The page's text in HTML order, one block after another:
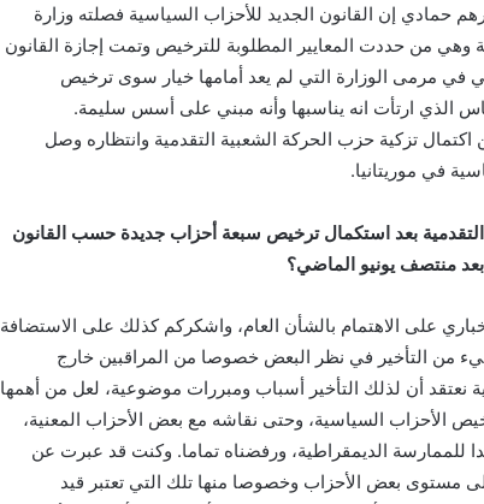
حمادي إن القانون الجديد للأحزاب السياسية فصلته وزارة
وهي من حددت المعايير المطلوبة للترخيص وتمت إجازة القانون
في مرمى الوزارة التي لم يعد أمامها خيار سوى ترخيص
الذي ارتأت انه يناسبها وأنه مبني على أسس سليمة.
تزكية حزب الحركة الشعبية التقدمية وانتظاره وصل
في موريتانيا.
بعد استكمال ترخيص سبعة أحزاب جديدة حسب القانون
بعد منتصف يونيو الماضي؟
على الاهتمام بالشأن العام، واشكركم كذلك على الاستضافة
من التأخير في نظر البعض خصوصا من المراقبين خارج
نعتقد أن لذلك التأخير أسباب ومبررات موضوعية، لعل من أهمها
الأحزاب السياسية، وحتى نقاشه مع بعض الأحزاب المعنية،
للممارسة الديمقراطية، ورفضناه تماما. وكنت قد عبرت عن
مستوى بعض الأحزاب وخصوصا منها تلك التي تعتبر قيد